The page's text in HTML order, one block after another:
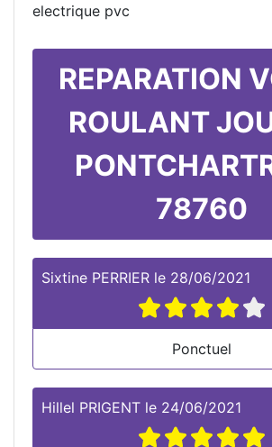
electrique pvc
REPARATION
ROULANT
78760
Sixtine PERRIER le 28/06/2021
Ponctuel
Hillel PRIGENT le 24/06/2021